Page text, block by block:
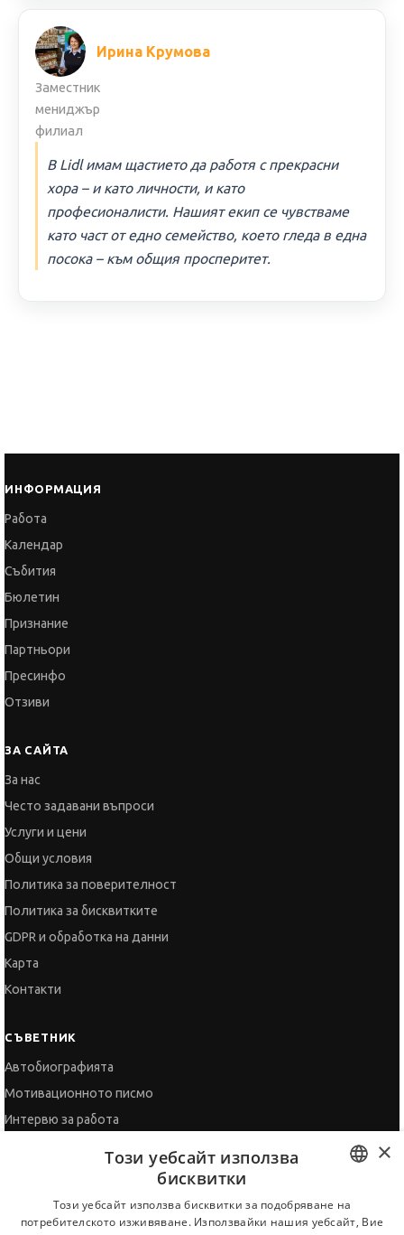
Ирина Крумова
Заместник
мениджър
филиал
В Lidl имам щастието да работя с прекрасни
хора – и като личности, и като
професионалисти. Нашият екип се чувстваме
като част от едно семейство, което гледа в една
посока – към общия просперитет.
Събития
Бюлетин
Признание
Партньори
Пресинфо
Отзиви
ЗА САЙТА
За нас
Услуги и цени
Общи условия
Политика за поверителност
Политика за бисквитките
GDPR и обработка на данни
Карта
Контакти
СЪВЕТНИК
Автобиографията
Интервю за работа
Когато получим оферта
Препоръки
Vihra AI
BULGARIAN
ENGLISH
×
Този уебсайт използва
бисквитки
Този уебсайт използва бисквитки за подобряване на
потребителското изживяване. Използвайки нашия уебсайт, Вие